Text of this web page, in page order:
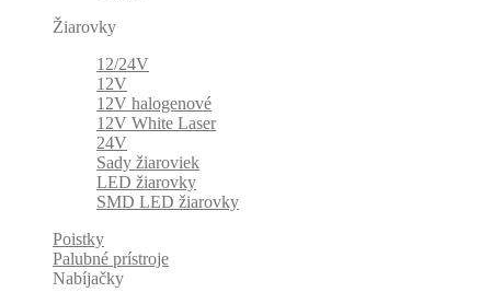
Žiarovky
12/24V
12V
12V halogenové
12V White Laser
24V
Sady žiaroviek
LED žiarovky
SMD LED žiarovky
Poistky
Palubné prístroje
Nabíjačky